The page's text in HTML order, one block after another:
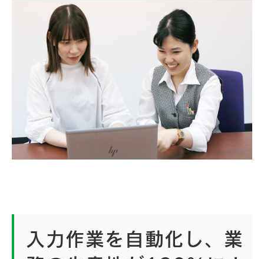
入力作業を自動化し、業